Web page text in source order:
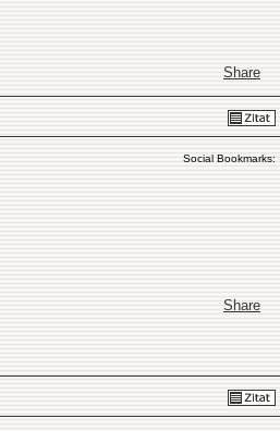
Share
Social Bookmarks:
Share